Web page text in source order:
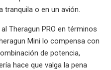
tranquila o en un avión.
Theragun PRO en términos
Mini lo compensa con
de potencia,
hace que valga la pena